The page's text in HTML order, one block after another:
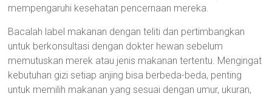
mempengaruhi kesehatan pencernaan mereka.
Bacalah label makanan dengan teliti dan pertimbangkan
untuk berkonsultasi dengan dokter hewan sebelum
memutuskan merek atau jenis makanan tertentu. Mengingat
kebutuhan gizi setiap anjing bisa berbeda-beda, penting
untuk memilih makanan yang sesuai dengan umur, ukuran,